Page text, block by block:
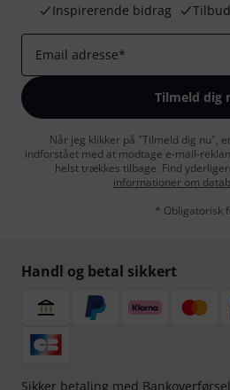
Inspirerende bidrag
Tilbud
Email adresse*
Tilmeld dig
Når jeg klikker på "Tilmeld dig nu",
indforstået med at modtage e-mail-
helst trækkes tilbage. Find
informationer om
* Obligatorisk
Handl og betal sikkert
Sikker betaling med